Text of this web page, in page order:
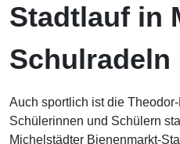
Stadtlauf in
Schulradeln
Auch sportlich ist die
Schülerinnen und Schülern
Michelstädter Bienenmarkt-